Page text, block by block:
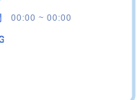
00:00 ~ 00:00